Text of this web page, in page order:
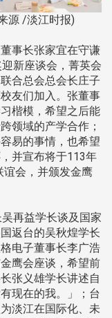
源 /淡江时报)
事长张家宜在守谦
新座谈会，菁英会
合总会总会长庄子
友们加入。张董事
楷模，希望之后能
领域的产学合作；
易的事情，也希望
并宣布将于113年
谊会，并颁发金鹰
再益学长谈及国家
返台的吴秋煌学长
电子董事长李广浩
鹰会座谈，希望前
张义雄学长讲述自
现在的我。」；台
淡江在国际化、未